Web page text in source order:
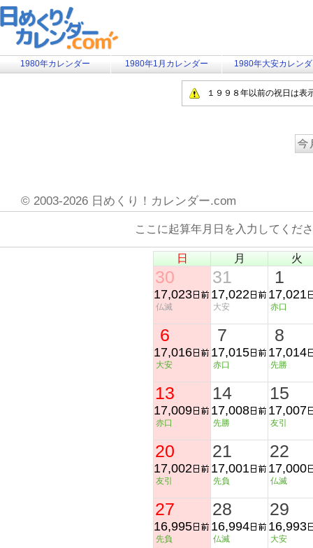
1980年カレンダー 1980年1月カレンダー 1980年大安カレン
１９９８年以前の祝日は表
© 2003-2026 日めくり！カレンダー.com
ここに起算年月日を入力してく
日 月 火
30
17,023
仏滅
31
17,022
大安
1
17,021
赤口
6
17,016
大安
7
17,015
赤口
8
17,014
先勝
13
17,009
赤口
14
17,008
先勝
15
17,007
友引
20
17,002
友引
21
17,001
先負
22
17,000
仏滅
27
16,995
先負
28
16,994
仏滅
29
16,993
大安